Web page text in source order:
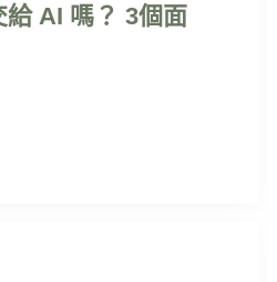
給 AI 嗎？ 3個面